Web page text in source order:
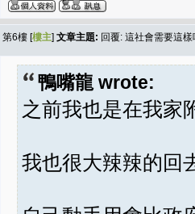
第6樓 [樓主] 文章主題: 回覆: 這社會需要這
鴨嘴龍 wrote:
之前我也是在我家
我也很大辣辣的回